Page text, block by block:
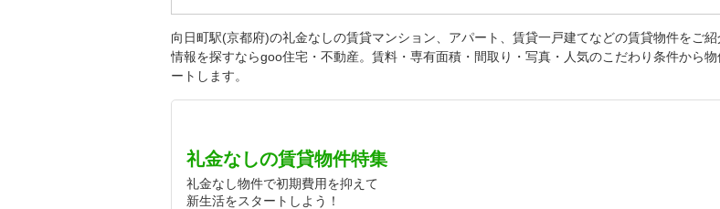
向日町駅(京都府)の礼金なしの賃貸マンション、アパート、賃貸一戸建てなどの賃貸物件をご
情報を探すならgoo住宅・不動産。賃料・専有面積・間取り・写真・人気のこだわり条件から
ートします。
礼金なしの賃貸物件特集
礼金なし物件で初期費用を抑えて
新生活をスタートしよう！